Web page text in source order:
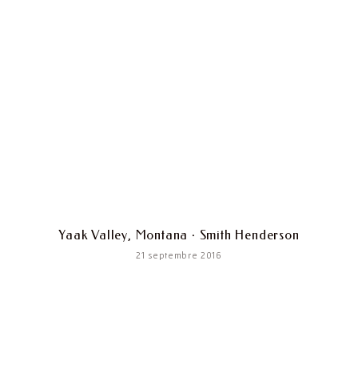
Yaak Valley, Montana · Smith Henderson
21 septembre 2016